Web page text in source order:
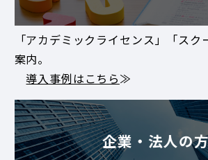
「アカデミックライセンス」「ス
案内。
導入事例はこちら≫
企業・法人の